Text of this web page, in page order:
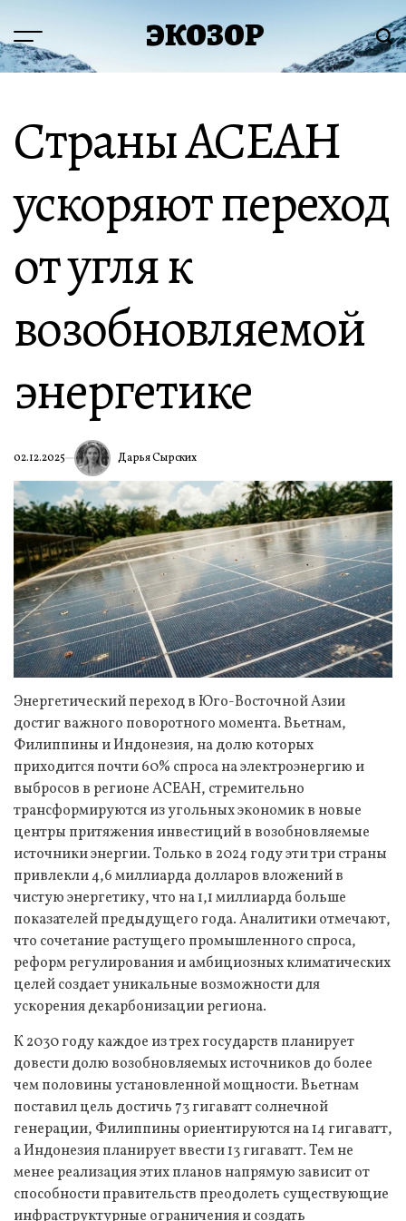
содержимому
Меню ЭКОЗОР
Страны АСЕАН
ускоряют переход
от угля к
возобновляемой
энергетике
02.12.2025 Дарья Сырских
Энергетический переход в Юго-Восточной Азии
достиг важного поворотного момента. Вьетнам,
Филиппины и Индонезия, на долю которых
приходится почти 60% спроса на электроэнергию и
выбросов в регионе АСЕАН, стремительно
трансформируются из угольных экономик в новые
центры притяжения инвестиций в возобновляемые
источники энергии. Только в 2024 году эти три страны
привлекли 4,6 миллиарда долларов вложений в
чистую энергетику, что на 1,1 миллиарда больше
показателей предыдущего года. Аналитики отмечают,
что сочетание растущего промышленного спроса,
реформ регулирования и амбициозных климатических
целей создает уникальные возможности для
ускорения декарбонизации региона.
К 2030 году каждое из трех государств планирует
довести долю возобновляемых источников до более
чем половины установленной мощности. Вьетнам
поставил цель достичь 73 гигаватт солнечной
генерации, Филиппины ориентируются на 14 гигаватт,
а Индонезия планирует ввести 13 гигаватт. Тем не
менее реализация этих планов напрямую зависит от
способности правительств преодолеть существующие
инфраструктурные ограничения и создать